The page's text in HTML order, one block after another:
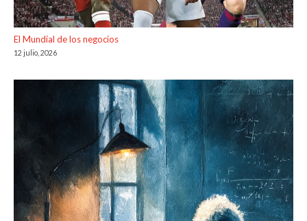
El Mundial de los negocios
12 julio, 2026